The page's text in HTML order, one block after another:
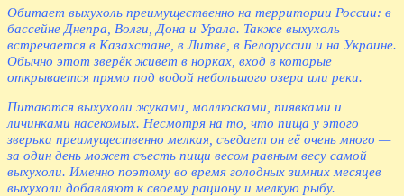
Обитает выхухоль преимущественно на территории России: в
бассейне Днепра, Волги, Дона и Урала. Также выхухоль
встречается в Казахстане, в Литве, в Белоруссии и на Украине.
Обычно этот зверёк живет в норках, вход в которые
открывается прямо под водой небольшого озера или реки.
Питаются выхухоли жуками, моллюсками, пиявками и
личинками насекомых. Несмотря на то, что пища у этого
зверька преимущественно мелкая, съедает он её очень много —
за один день может съесть пищи весом равным весу самой
выхухоли. Именно поэтому во время голодных зимних месяцев
выхухоли добавляют к своему рациону и мелкую рыбу.